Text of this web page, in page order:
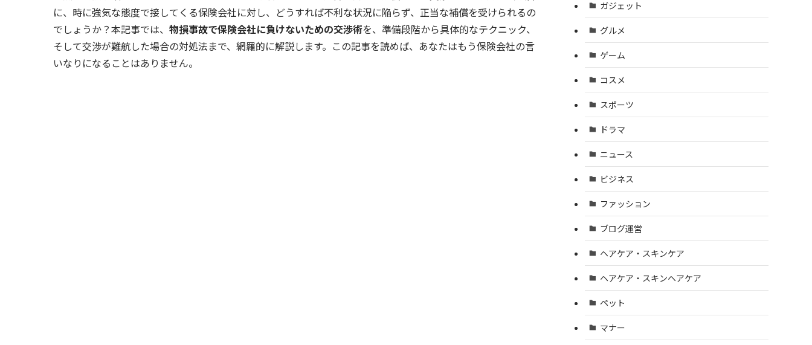
に、時に強気な態度で接してくる保険会社に対し、どうすれば不利な状況に陥らず、正当な補償を受けられるの
でしょうか？本記事では、 物損事故で保険会社に負けないための交渉術を、準備段階から具体的なテクニック、
そして交渉が難航した場合の対処法まで、網羅的に解説します。この記事を読めば、あなたはもう保険会社の言
いなりになることはありません。
ガジェット
グルメ
ゲーム
コスメ
スポーツ
ドラマ
ニュース
ビジネス
ファッション
ブログ運営
ヘアケア・スキンケア
ヘアケア・スキンヘアケア
ペット
マナー